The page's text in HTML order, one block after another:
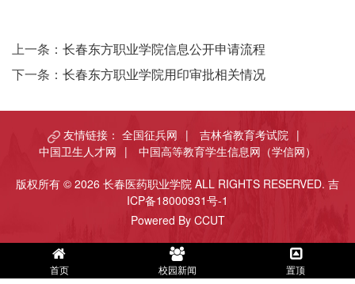
上一条： 长春东方职业学院信息公开申请流程
下一条： 长春东方职业学院用印审批相关情况
友情链接： 全国征兵网 | 吉林省教育考试院 |
中国卫生人才网 | 中国高等教育学生信息网（学信网）
版权所有 © 2026 长春医药职业学院 ALL RIGHTS RESERVED. 吉
ICP备18000931号-1
Powered By CCUT
首页 校园新闻 置顶